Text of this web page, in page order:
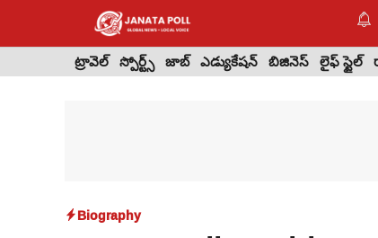
content ట్రావెల్ స్పోర్ట్స్ జాబ్ ఎడ్యుకేషన్ బిజినెస్ లైఫ్ స్టైల్
Biography